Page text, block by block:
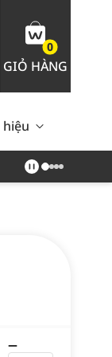
0
GIỎ HÀNG
Chăm Sóc